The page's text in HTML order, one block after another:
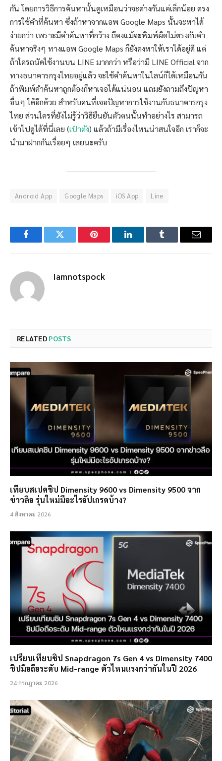
กัน โดยการวิธีการค้นหานั้นดูเหมือนว่าจะต่างกันแค่เล็กน้อย ตรง
การใช้คำที่ค้นหา ซึ่งถ้าหาจากแอพ Google Maps นั้นจะหาได้
ง่ายกว่า เพราะมีคำค้นหาที่กว้าง ถึคงแม้จะพิมพ์ผิดไม่ตรงกับคำ
ค้นหาจริงๆ ทางแอพ Google Maps ก็ยังคงหาให้เราได้อยู่ดี แต่
ถ้าใครถนัดใช้งานบน LINE มากกว่า หรือว่ามี LINE Official จาก
ทางธนาคารกรุงไทยอยู่แล้ว จะใช้คำค้นหาในไลน์ก็ได้เหมือนกัน
ถ้าพิมพ์คำค้นหาถูกต้องก็หาเจอได้แน่นอน แถมยังถามถึงปัญหา
อื่นๆ ได้อีกด้วย สำหรับคนที่เจอปัญหาการใช้งานกับธนาคารกรุง
ไทย ส่วนใครที่ยังไม่รู้ว่าวิธียืนยันตัวตนนั้นทำอย่างไร สามารถ
เข้าไปดูได้ที่นี่เลย (เป๋าตัง) แล้วถ้ามีเรื่องไหนน่าสนใจอีก เราก็จะ
นำมาฝากกันเรื่อยๆ เลยนะครับ
Android App Google Maps iOS App Line
FacebookTwitter Pinterest LinkedInTumblr Email
Iamnotspock
RELATED POSTS
เทียบสเปคชิป Dimensity 9600 vs Dimensity 9500 จาก
ข่าวลือ รุ่นใหม่มีอะไรอัปเกรดบ้าง?
4 สิงหาคม 2026
เปรียบเทียบชิป Snapdragon 7s Gen 4 vs Dimensity 7400
ชิปมือถือระดับ Mid-range ตัวไหนแรงกว่ากันในปี 2026
24 กรกฎาคม 2026